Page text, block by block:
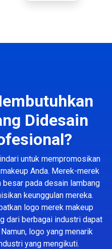
Didesain
untuk mempromosikan
Anda. Merek-merek
besar pada desain lambang
keunggulan mereka.
logo merek makeup
dari berbagai industri dapat
logo yang menarik
yang mengikuti.